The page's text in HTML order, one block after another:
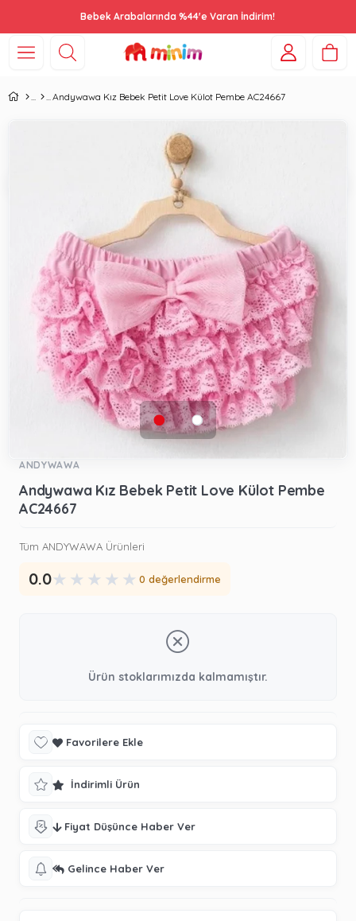
Bebek Arabalarında %44'e Varan İndirim!
Andywawa Kız Bebek Petit Love Külot Pembe AC24667
ANDYWAWA
Andywawa Kız Bebek Petit Love Külot Pembe
AC24667
Tüm ANDYWAWA Ürünleri
0.0★ ★ ★ ★ ★ 0 değerlendirme
Ürün stoklarımızda kalmamıştır.
Favorilere Ekle
İndirimli Ürün
Fiyat Düşünce Haber Ver
Gelince Haber Ver